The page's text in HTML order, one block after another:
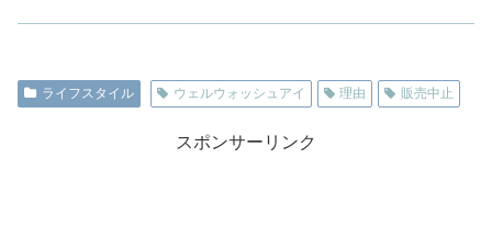
ライフスタイル ウェルウォッシュアイ 理由 販売中止
スポンサーリンク